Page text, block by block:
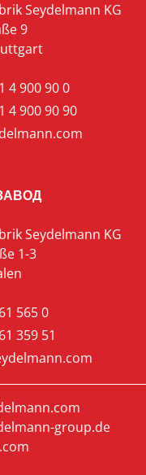
Seydelmann KG
9
4 900 90 0
4 900 90 90
Seydelmann KG
1-3
565 0
359 51
group.de